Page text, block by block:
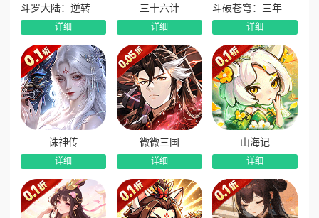
不败王朝。
八大玩法，热血对战不停歇‌
游戏内置八大核心玩法，3V3街头联赛快节奏称霸、5V5正
式赛季热血对战、王朝挑战与巅峰赛事还原NBA经典时刻，还
有知识问答、翻牌小游戏等休闲玩法，边玩边赚奖励。离线8小
时也能领取挂机材料，副本扫荡省时省力，碎片化时间也能稳
步提升战力。
开服福利拉满，零氪畅爽体验‌
这可能是市面上最良心的NBA正版手游。永久尊享0.1折充
值特权，首充、续充、月卡、基金全部通用，6元即可获得6480
点券，海量资源随便买。登录即领10万钻石红包，无门槛直接
详细
三十六计
详细 详细
诛神传
详细
微微三国
详细
山海记
详细